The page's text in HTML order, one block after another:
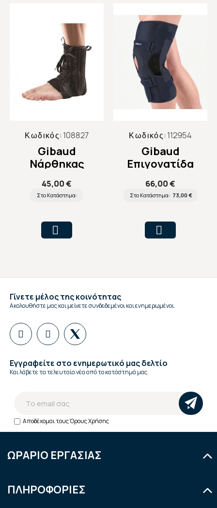
Κωδικός: 108827
Gibaud
Nάρθηκας
Αστραγάλου
45,00 €
Στο Κατάστημα:
Κωδικός: 112954
Gibaud
Επιγονατίδα
Ενισχυμένη
Genugib® Open
Με Οπή
66,00 €
Στο Κατάστημα: 73,00 €
Γίνετε μέλος της κοινότητας
Ακολουθήστε μας και μείνετε συνδεδεμένοι και ενημερωμένοι.
Εγγραφείτε στο ενημερωτικό μας δελτίο
Και λάβετε τα τελευταία νέα από το κατάστημά μας.
Αποδέχομαι τουςΌρους Χρήσης
ΩΡΑΡΙΟ ΕΡΓΑΣΙΑΣ
Τρίτη
9:00 - 14:30 & 18:00 - 21:00
ΠΛΗΡΟΦΟΡΙΕΣ